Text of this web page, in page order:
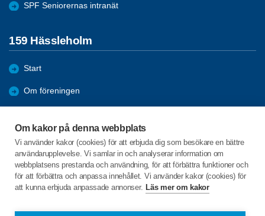
Om kakor på denna webbplats
Vi använder kakor (cookies) för att erbjuda dig som besökare en bättre
användarupplevelse. Vi samlar in och analyserar information om
webbplatsens prestanda och användning, för att förbättra funktioner och
för att förbättra och anpassa innehållet. Vi använder kakor (cookies) för
att kunna erbjuda anpassade annonser. Läs mer om kakor
SPF Seniorernas intranät
159 Hässleholm
Start
Om föreningen
Bli medlem
Förmåner
C/o:Senioren